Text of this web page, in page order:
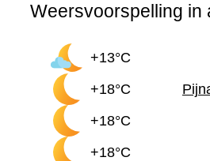
Weersvoorspelling in
+13°C
+18°C
+18°C
+18°C